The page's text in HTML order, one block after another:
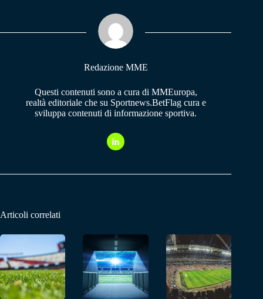
pp m
Redazione MME
Questi contenuti sono a cura di MMEuropa,
realtà editoriale che su Sportnews.BetFlag cura e
sviluppa contenuti di informazione sportiva.
Articoli correlati